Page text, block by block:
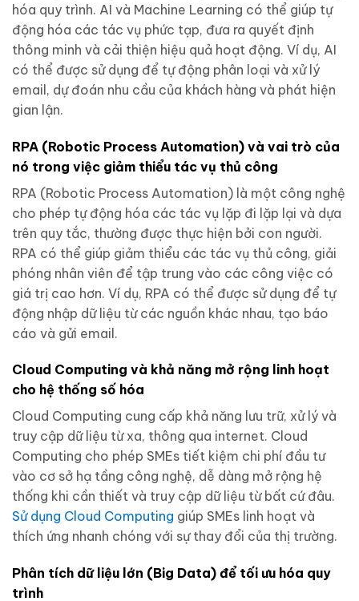
hóa quy trình. AI và Machine Learning có thể giúp tự
động hóa các tác vụ phức tạp, đưa ra quyết định
thông minh và cải thiện hiệu quả hoạt động. Ví dụ, AI
có thể được sử dụng để tự động phân loại và xử lý
email, dự đoán nhu cầu của khách hàng và phát hiện
gian lận.
RPA (Robotic Process Automation) và vai trò của
nó trong việc giảm thiểu tác vụ thủ công
RPA (Robotic Process Automation) là một công nghệ
cho phép tự động hóa các tác vụ lặp đi lặp lại và dựa
trên quy tắc, thường được thực hiện bởi con người.
RPA có thể giúp giảm thiểu các tác vụ thủ công, giải
phóng nhân viên để tập trung vào các công việc có
giá trị cao hơn. Ví dụ, RPA có thể được sử dụng để tự
động nhập dữ liệu từ các nguồn khác nhau, tạo báo
cáo và gửi email.
Cloud Computing và khả năng mở rộng linh hoạt
cho hệ thống số hóa
Cloud Computing cung cấp khả năng lưu trữ, xử lý và
truy cập dữ liệu từ xa, thông qua internet. Cloud
Computing cho phép SMEs tiết kiệm chi phí đầu tư
vào cơ sở hạ tầng công nghệ, dễ dàng mở rộng hệ
thống khi cần thiết và truy cập dữ liệu từ bất cứ đâu.
Sử dụng Cloud Computing giúp SMEs linh hoạt và
thích ứng nhanh chóng với sự thay đổi của thị trường.
Phân tích dữ liệu lớn (Big Data) để tối ưu hóa quy
trình